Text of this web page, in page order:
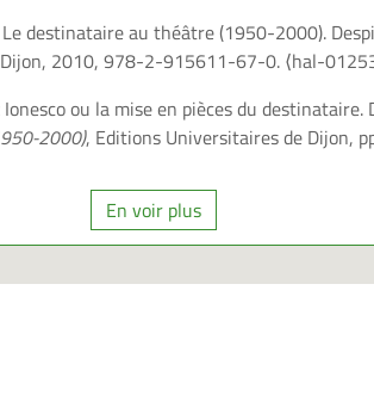
Le destinataire au théâtre (1950-2000).
2010, 978-2-915611-67-0. ⟨hal-
ou la mise en pièces du destinataire.
2000), Editions Universitaires de Dijon,
En voir plus